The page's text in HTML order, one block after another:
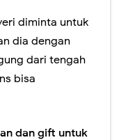
diminta untuk
dia dengan
dari tengah
bisa
dan gift untuk